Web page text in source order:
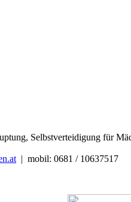
Selbstverteidigung für
| mobil: 0681 / 10637517